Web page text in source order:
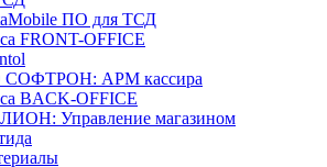
ПО для ТСД
FRONT-OFFICE
АРМ кассира
BACK-OFFICE
Управление магазином